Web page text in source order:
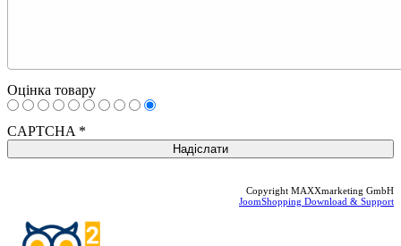
Оцінка товару
CAPTCHA *
Copyright MAXXmarketing GmbH
JoomShopping Download & Support